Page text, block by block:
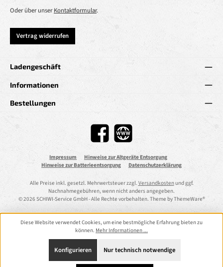
Oder über unserKontaktformular.
Vertrag widerrufen
Ladengeschäft
Informationen
Bestellungen
Facebook Website
Impressum
Hinweise zur Altgeräte Entsorgung
Hinweise zur Batterieentsorgung
Datenschutzerklärung
Alle Preise inkl. gesetzl. Mehrwertsteuer zzgl. Versandkostenund ggf.
Nachnahmegebühren, wenn nicht anders angegeben.
© 2026 SCHIWI-Service GmbH - Alle Rechte vorbehalten. Theme byThemeWare®
Diese Website verwendet Cookies, um eine bestmögliche Erfahrung bieten zu
können. Mehr Informationen ...
Nur technisch notwendige
Konfigurieren